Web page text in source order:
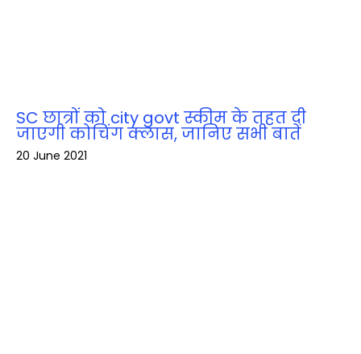
SC छात्रों को city govt स्कीम के तहत दी
जाएगी कोचिंग क्लास, जानिए सभी बातें
20 June 2021